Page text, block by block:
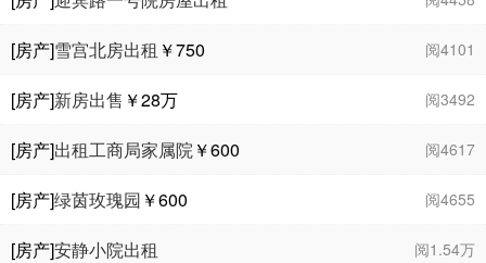
阅4101
[房产]雪宫北房出租 ￥750
阅3492
[房产]新房出售 ￥28万
阅4617
[房产]出租工商局家属院￥600
阅4655
[房产]绿茵玫瑰园 ￥600
阅1.54万
[房产]安静小院出租